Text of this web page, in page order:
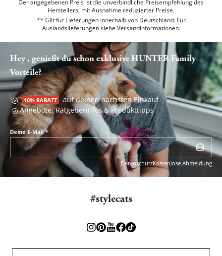
Der angegebenen Preis ist die unverbindliche Preisempfehlung des
Herstellers, mit Ausnahme reduzierter Preise.
** Gilt für Lieferungen innerhalb von Deutschland. Für
Auslandslieferungen siehe Versandinformationen.
Hey , genießt du schon exklusive HUNTER Family
Vorteile?
10% RABATT auf deinen nächsten Einkauf
Angebote, Ratgeberinfos & Produkttipps
Deine E-Mail*
DatenschutzKostenlose Abmeldung
#stylecats